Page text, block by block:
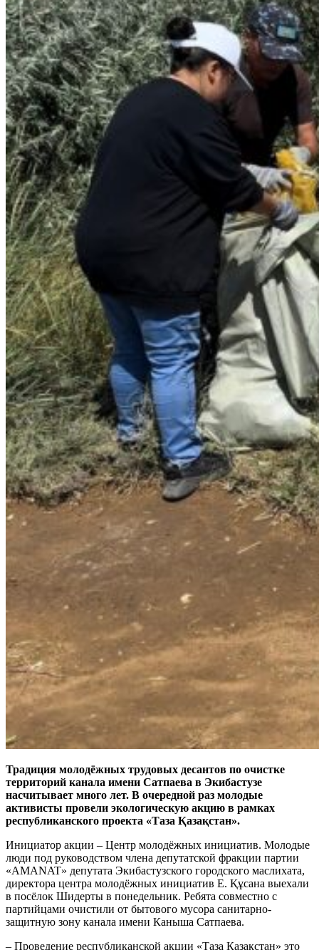
Традиция молодёжных трудовых десантов по очистке
территорий канала имени Сатпаева в Экибастузе
насчитывает много лет. В очередной раз молодые
активисты провели экологическую акцию в рамках
республиканского проекта «Таза Қазақстан».
Инициатор акции – Центр молодёжных инициатив. Молодые
люди под руководством члена депутатской фракции партии
«AMANAT» депутата Экибастузского городского маслихата,
директора центра молодёжных инициатив Е. Құсана выехали
в посёлок Шидерты в понедельник. Ребята совместно с
партийцами очистили от бытового мусора санитарно-
защитную зону канала имени Каныша Сатпаева.
– Проведение республиканской акции «Таза Қазақстан» это